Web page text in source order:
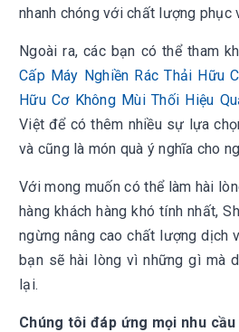
nhanh chóng với chất lượng phục
Ngoài ra, các bạn có thể tham
Cấp Máy Nghiền Rác Thải Hữu
Hữu Cơ Không Mùi Thối Hiệu
Việt để có thêm nhiều sự lựa
và cũng là món quà ý nghĩa cho
Với mong muốn có thể làm hài
hàng khách hàng khó tính nhất,
ngừng nâng cao chất lượng dịch
bạn sẽ hài lòng vì những gì mà
lại.
Chúng tôi đáp ứng mọi nhu cầu